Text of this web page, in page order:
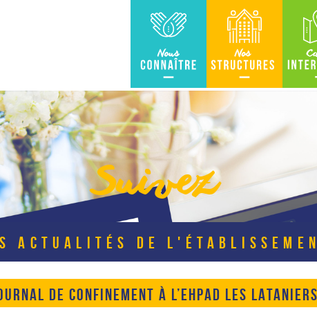
Suivez
ACTUALITÉS DE
DE CONFINEMENT À L’EHPAD LES LATANIERS